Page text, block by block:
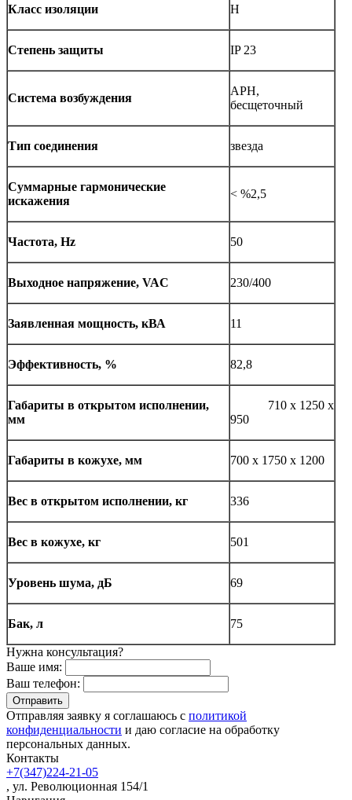
Класс изоляции H
Степень защиты IP 23
Система возбуждения
АРН,
бесщеточный
Тип соединения звезда
Суммарные гармонические
искажения
< %2,5
Частота, Hz 50
Выходное напряжение, VAC 230/400
Заявленная мощность, кВА 11
Эффективность, % 82,8
Габариты в открытом исполнении,
мм
710 x 1250 x
950
Габариты в кожухе, мм 700 x 1750 x 1200
Вес в открытом исполнении, кг 336
Вес в кожухе, кг 501
Уровень шума, дБ 69
Бак, л 75
Нужна консультация?
Ваше имя:
Ваш телефон:
Отправляя заявку я соглашаюсь с политикой
конфиденциальности и даю согласие на обработку
персональных данных.
Контакты
+7(347)224-21-05
, ул. Революционная 154/1